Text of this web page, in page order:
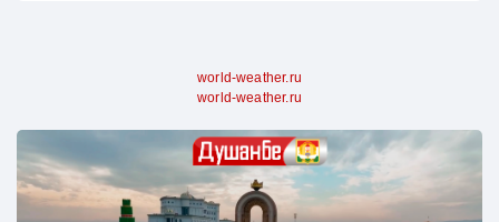
world-weather.ru
world-weather.ru